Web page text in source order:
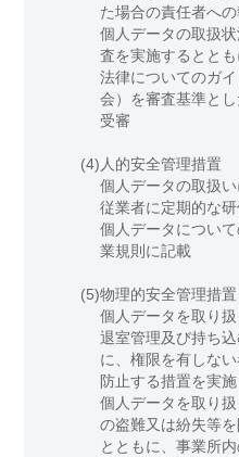
た場合の責任者へ
個人データの取扱
査を実施するとと
法律についてのガ
会）を審査基準と
受審
(4) 人的安全管理措置
個人データの取扱
従業者に定期的な
個人データについ
業規則に記載
(5)物理的安全管理措置
個人データを取り
退室管理及び持ち
に、権限を有しな
防止する措置を実施
個人データを取り
の盗難又は紛失等
とともに、事業所